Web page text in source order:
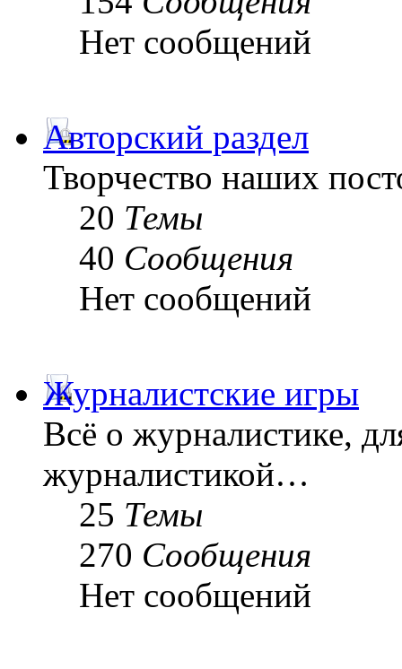
Нет сообщений
Авторский раздел
Творчество наших
20 Темы
40 Сообщения
Нет сообщений
Журналистские игры
Всё о журналистике,
журналистикой…
25 Темы
270 Сообщения
Нет сообщений